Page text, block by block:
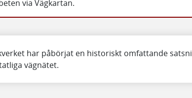
via Vägkartan.
har påbörjat en historiskt omfattande
vägnätet.